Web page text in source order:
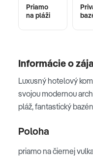
Priamo
na pláži
Informácie o
Luxusný hotelový
svojou modernou
pláž, fantastický
Poloha
priamo na čiernej